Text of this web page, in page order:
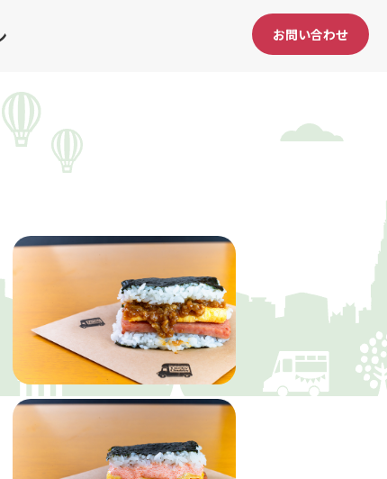
お問い合わせ